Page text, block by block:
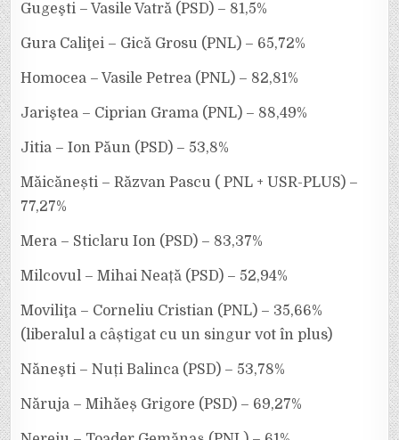
Gugeşti – Vasile Vatră (PSD) – 81,5%
Gura Caliţei – Gică Grosu (PNL) – 65,72%
Homocea – Vasile Petrea (PNL) – 82,81%
Jariştea – Ciprian Grama (PNL) – 88,49%
Jitia – Ion Păun (PSD) – 53,8%
Măicănești – Răzvan Pascu ( PNL + USR-PLUS) –
77,27%
Mera – Sticlaru Ion (PSD) – 83,37%
Milcovul – Mihai Neață (PSD) – 52,94%
Moviliţa – Corneliu Cristian (PNL) – 35,66%
(liberalul a câștigat cu un singur vot în plus)
Năneşti – Nuți Balinca (PSD) – 53,78%
Năruja – Mihăeș Grigore (PSD) – 69,27%